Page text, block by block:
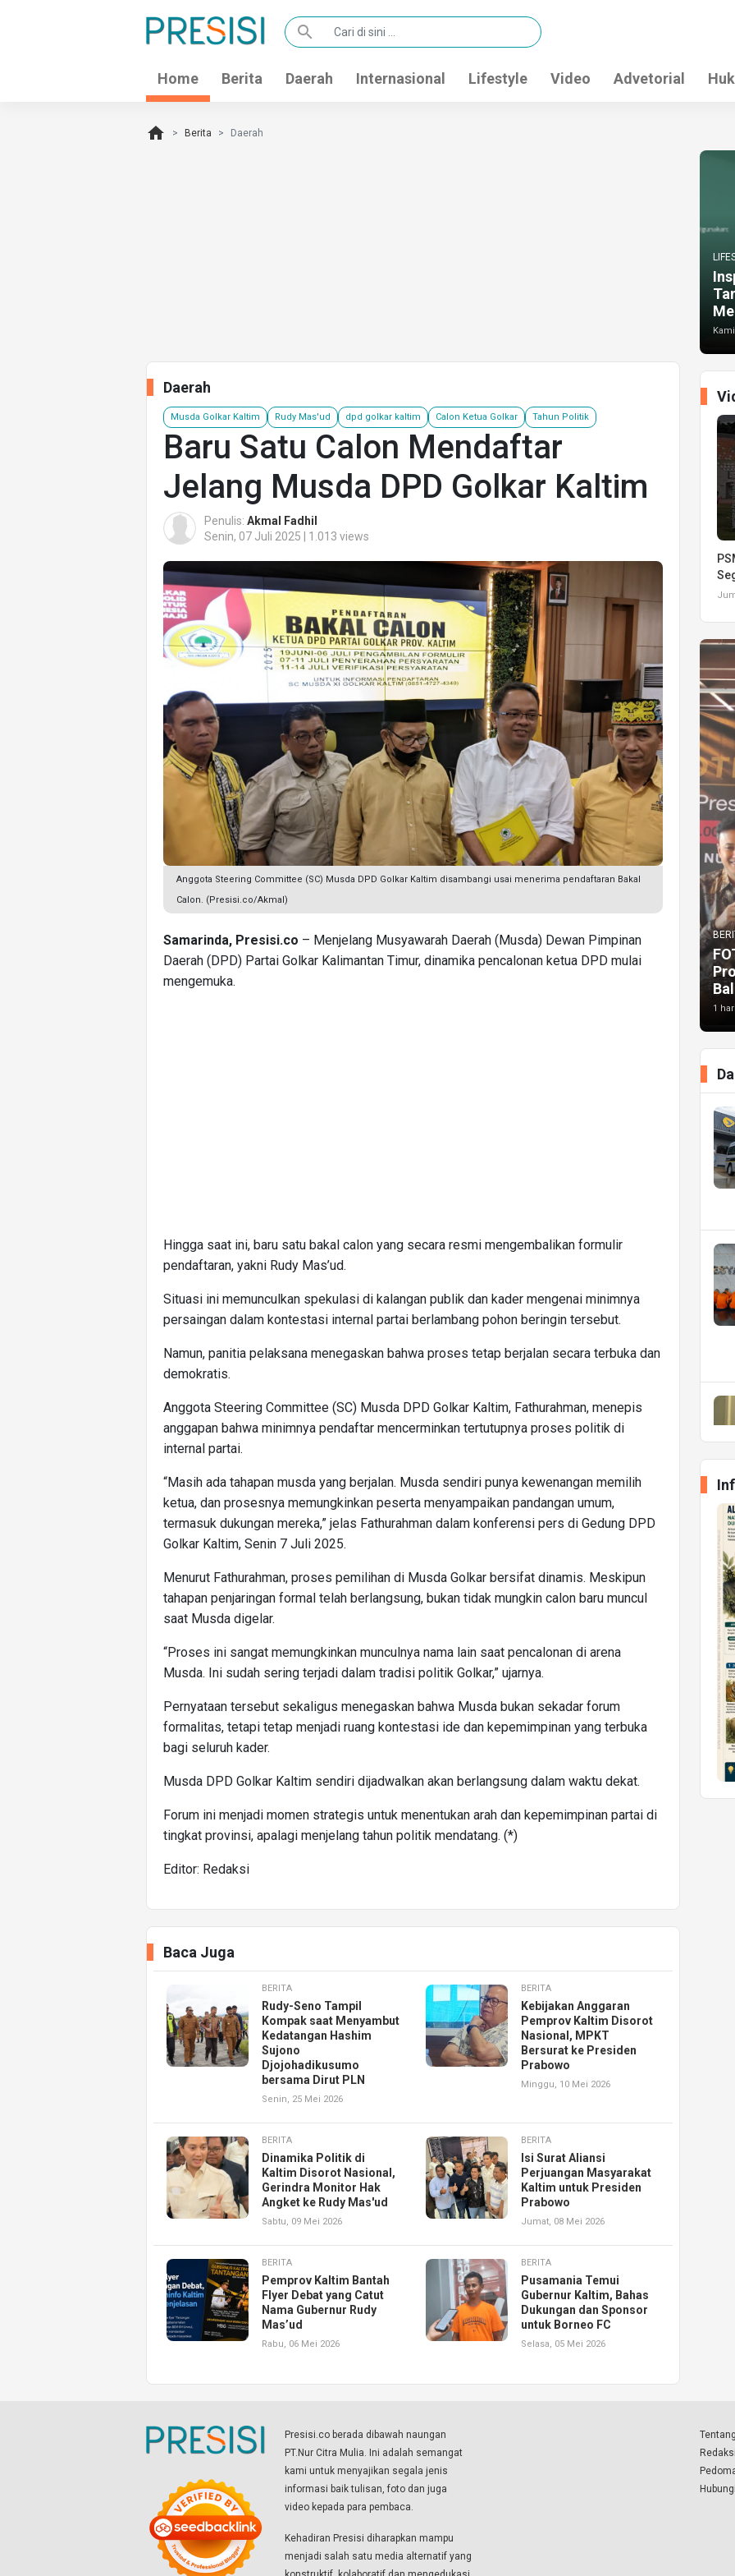
search
Home Berita Daerah Internasional Lifestyle Video Advetorial
home Berita Daerah
Daerah
Musda Golkar Kaltim Rudy Mas'ud dpd golkar kaltim Calon Ketua Golkar Tahun Politik
Baru Satu Calon Mendaftar
Jelang Musda DPD Golkar Kaltim
Penulis: Akmal Fadhil
Senin, 07 Juli 2025 | 1.013 views
Anggota Steering Committee (SC) Musda DPD Golkar Kaltim disambangi usai menerima pendaftaran Bakal
Calon. (Presisi.co/Akmal)
Samarinda, Presisi.co – Menjelang Musyawarah Daerah (Musda) Dewan Pimpinan
Daerah (DPD) Partai Golkar Kalimantan Timur, dinamika pencalonan ketua DPD mulai
mengemuka.
Hingga saat ini, baru satu bakal calon yang secara resmi mengembalikan formulir
pendaftaran, yakni Rudy Mas’ud.
Situasi ini memunculkan spekulasi di kalangan publik dan kader mengenai minimnya
persaingan dalam kontestasi internal partai berlambang pohon beringin tersebut.
Namun, panitia pelaksana menegaskan bahwa proses tetap berjalan secara terbuka dan
demokratis.
Anggota Steering Committee (SC) Musda DPD Golkar Kaltim, Fathurahman, menepis
anggapan bahwa minimnya pendaftar mencerminkan tertutupnya proses politik di
internal partai.
“Masih ada tahapan musda yang berjalan. Musda sendiri punya kewenangan memilih
ketua, dan prosesnya memungkinkan peserta menyampaikan pandangan umum,
termasuk dukungan mereka,” jelas Fathurahman dalam konferensi pers di Gedung DPD
Golkar Kaltim, Senin 7 Juli 2025.
Menurut Fathurahman, proses pemilihan di Musda Golkar bersifat dinamis. Meskipun
tahapan penjaringan formal telah berlangsung, bukan tidak mungkin calon baru muncul
saat Musda digelar.
“Proses ini sangat memungkinkan munculnya nama lain saat pencalonan di arena
Musda. Ini sudah sering terjadi dalam tradisi politik Golkar,” ujarnya.
Pernyataan tersebut sekaligus menegaskan bahwa Musda bukan sekadar forum
formalitas, tetapi tetap menjadi ruang kontestasi ide dan kepemimpinan yang terbuka
bagi seluruh kader.
Musda DPD Golkar Kaltim sendiri dijadwalkan akan berlangsung dalam waktu dekat.
Forum ini menjadi momen strategis untuk menentukan arah dan kepemimpinan partai di
tingkat provinsi, apalagi menjelang tahun politik mendatang. (*)
Editor: Redaksi
Baca Juga
BERITA
Rudy-Seno Tampil
Kompak saat Menyambut
Kedatangan Hashim
Sujono
Djojohadikusumo
bersama Dirut PLN
Senin, 25 Mei 2026
BERITA
Kebijakan Anggaran
Pemprov Kaltim Disorot
Nasional, MPKT
Bersurat ke Presiden
Prabowo
Minggu, 10 Mei 2026
BERITA
Dinamika Politik di
Kaltim Disorot Nasional,
Gerindra Monitor Hak
Angket ke Rudy Mas'ud
Sabtu, 09 Mei 2026
BERITA
Isi Surat Aliansi
Perjuangan Masyarakat
Kaltim untuk Presiden
Prabowo
Jumat, 08 Mei 2026
BERITA
Pemprov Kaltim Bantah
Flyer Debat yang Catut
Nama Gubernur Rudy
Mas’ud
Rabu, 06 Mei 2026
BERITA
Pusamania Temui
Gubernur Kaltim, Bahas
Dukungan dan Sponsor
untuk Borneo FC
Selasa, 05 Mei 2026
1
Presisi.co berada dibawah naungan
PT.Nur Citra Mulia. Ini adalah semangat
kami untuk menyajikan segala jenis
informasi baik tulisan, foto dan juga
video kepada para pembaca.
Kehadiran Presisi diharapkan mampu
menjadi salah satu media alternatif yang
Redaksi